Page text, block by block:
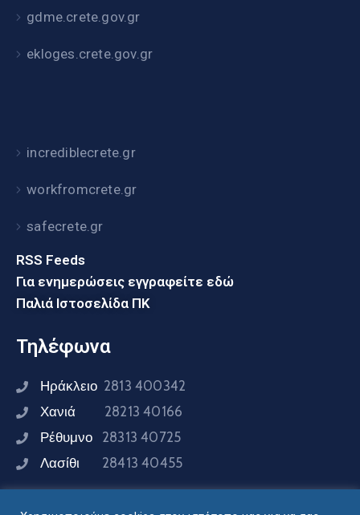
gdme.crete.gov.gr
ekloges.crete.gov.gr
incrediblecrete.gr
workfromcrete.gr
safecrete.gr
RSS Feeds
Για ενημερώσεις εγγραφείτε εδώ
Παλιά Ιστοσελίδα ΠΚ
Τηλέφωνα
Ηράκλειο 2813 400342
Χανιά 28213 40166
Ρέθυμνο 28313 40725
Λασίθι 28413 40455